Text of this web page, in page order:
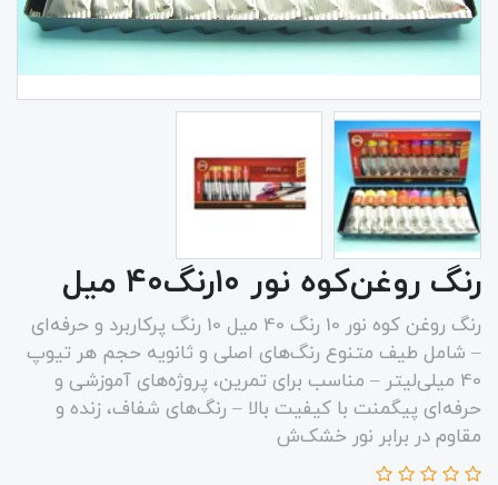
رنگ روغن‌کوه نور ۱۰‌رنگ‌۴۰ میل
رنگ روغن کوه نور 10 رنگ 40 میل 10 رنگ پرکاربرد و حرفه‌ای
– شامل طیف متنوع رنگ‌های اصلی و ثانویه حجم هر تیوپ
40 میلی‌لیتر – مناسب برای تمرین، پروژه‌های آموزشی و
حرفه‌ای پیگمنت با کیفیت بالا – رنگ‌های شفاف، زنده و
مقاوم در برابر نور خشک‌ش